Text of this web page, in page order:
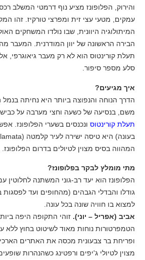
והירוק, הפלופונז מציע נוף דרמטי המשלב
עמקים, מטעי עצי זית ומפרצי טורקיז. זהו
המיתולוגיה היוונית, שבו נולדו המשחקים
הבירה הראשונה של יוון המודרנית. המעבר
תעלת קורינטוס הוא לא רק מעבר גיאוגרפי,
סלע מספר סיפור.
איך מגיעים?
הדרך הנוחה והנפוצה ביותר היא נחיתה
משם, בנסיעה של כשעה וחצי מערבה על כביש
תעלת קורינטוס ונכנסים בשערי הפלופונז.
המהווה בסיס מצוין לטיולים בדרום הפלופונז.
מתי מומלץ לבקר בפלופונז?
הפלופונז הוא יעד רב-גוני המשתנה לחלוטין
למצוא בו חוויה שונה בכל עונה.
אביב (אפריל – יוני). זוהי התקופה היפה
הטמפרטורות נוחות מאוד לשיטוט בחוץ ללא
ופריחת בר צבעונית מכסה את האתרים
מצוין לטיולי ג'יפים ורפטינג כשהנהרות